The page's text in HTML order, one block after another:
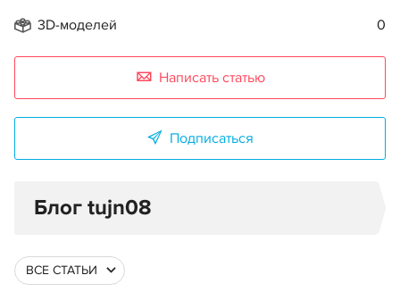
3D-моделей 0
Написать статью
Подписаться
Блог tujn08
ВСЕ СТАТЬИ